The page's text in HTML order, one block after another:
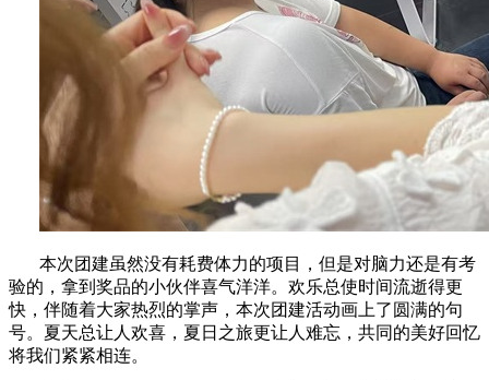
本次团建虽然没有耗费体力的项目，但是对脑力还是有考
验的，拿到奖品的小伙伴喜气洋洋。欢乐总使时间流逝得更
快，伴随着大家热烈的掌声，本次团建活动画上了圆满的句
号。 夏天总让人欢喜，夏日之旅更让人难忘，共同的美好回忆
将我们紧紧相连。